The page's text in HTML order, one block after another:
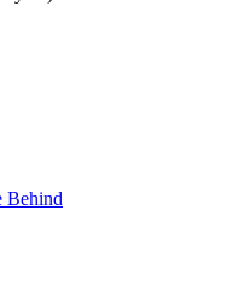
Behind